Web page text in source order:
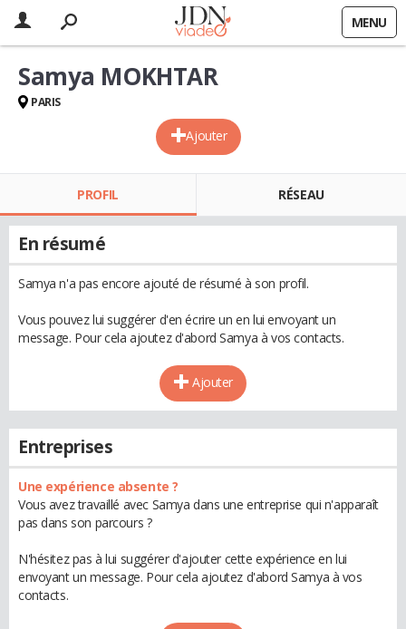
MENU
Ajouter
Samya MOKHTAR
PARIS
PROFIL RÉSEAU
En résumé
Samya n'a pas encore ajouté de résumé à son profil.
Vous pouvez lui suggérer d'en écrire un en lui envoyant un
message. Pour cela ajoutez d'abord Samya à vos contacts.
Ajouter
Entreprises
Une expérience absente ?
Vous avez travaillé avec Samya dans une entreprise qui n'apparaît
pas dans son parcours ?
N'hésitez pas à lui suggérer d'ajouter cette expérience en lui
envoyant un message. Pour cela ajoutez d'abord Samya à vos
contacts.